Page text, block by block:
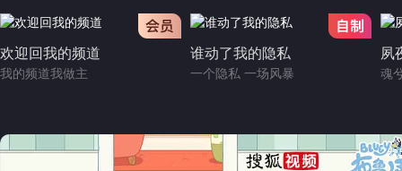
欢迎回我的频道
我的频道我做主
谁动了我的隐私
一个隐私 一场风暴
夙
魂